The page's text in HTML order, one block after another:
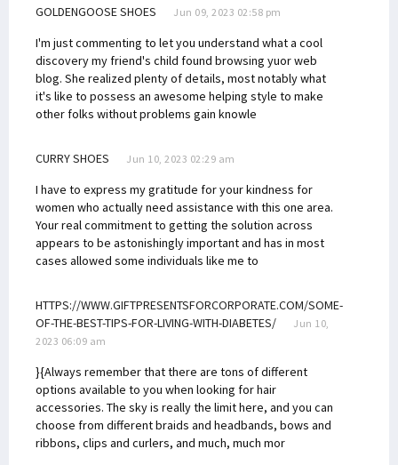
GOLDENGOOSE SHOES Jun 09, 2023 02:58 pm
I'm just commenting to let you understand what a cool
discovery my friend's child found browsing yuor web
blog. She realized plenty of details, most notably what
it's like to possess an awesome helping style to make
other folks without problems gain knowle
CURRY SHOES Jun 10, 2023 02:29 am
I have to express my gratitude for your kindness for
women who actually need assistance with this one area.
Your real commitment to getting the solution across
appears to be astonishingly important and has in most
cases allowed some individuals like me to
HTTPS://WWW.GIFTPRESENTSFORCORPORATE.COM/SOME-
OF-THE-BEST-TIPS-FOR-LIVING-WITH-DIABETES/
Jun 10,
2023 06:09 am
}{Always remember that there are tons of different
options available to you when looking for hair
accessories. The sky is really the limit here, and you can
choose from different braids and headbands, bows and
ribbons, clips and curlers, and much, much mor